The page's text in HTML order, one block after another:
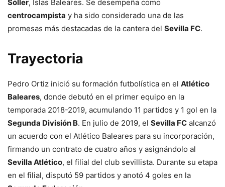
Sóller, Islas Baleares. Se desempeña como
centrocampista y ha sido considerado una de las
promesas más destacadas de la cantera del Sevilla FC.
Trayectoria
Pedro Ortiz inició su formación futbolística en el Atlético
Baleares, donde debutó en el primer equipo en la
temporada 2018-2019, acumulando 11 partidos y 1 gol en la
Segunda División B. En julio de 2019, el Sevilla FC alcanzó
un acuerdo con el Atlético Baleares para su incorporación,
firmando un contrato de cuatro años y asignándolo al
Sevilla Atlético, el filial del club sevillista. Durante su etapa
en el filial, disputó 59 partidos y anotó 4 goles en la